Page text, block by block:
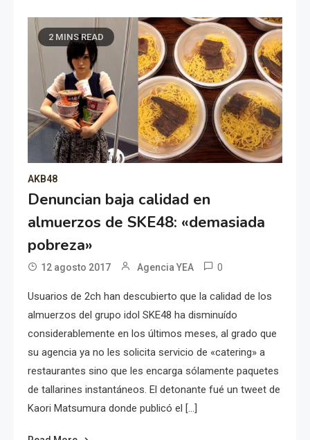
2 MINS READ
AKB48
Denuncian baja calidad en
almuerzos de SKE48: «demasiada
pobreza»
12 agosto 2017 Agencia YEA 0
Usuarios de 2ch han descubierto que la calidad de los
almuerzos del grupo idol SKE48 ha disminuído
considerablemente en los últimos meses, al grado que
su agencia ya no les solicita servicio de «catering» a
restaurantes sino que les encarga sólamente paquetes
de tallarines instantáneos. El detonante fué un tweet de
Kaori Matsumura donde publicó el […]